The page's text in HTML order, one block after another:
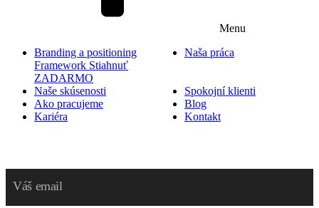
Menu
Branding a positioning
Framework Stiahnuť
ZADARMO
Naša práca
Naše skúsenosti
Spokojní klienti
Ako pracujeme
Blog
Kariéra
Kontakt